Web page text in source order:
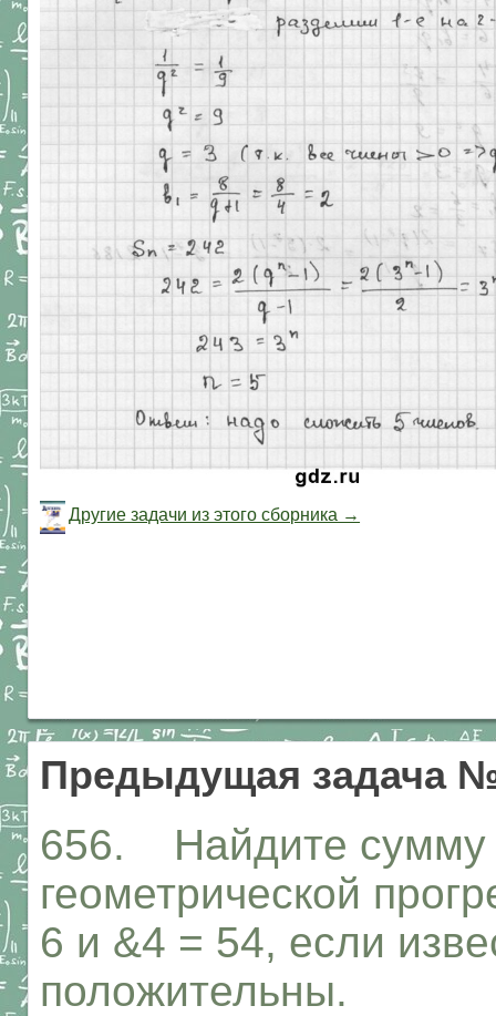
Другие задачи из этого сборника →
Предыдущая задача
656. Найдите сумму
геометрической
6 и &4 = 54, если
положительны.